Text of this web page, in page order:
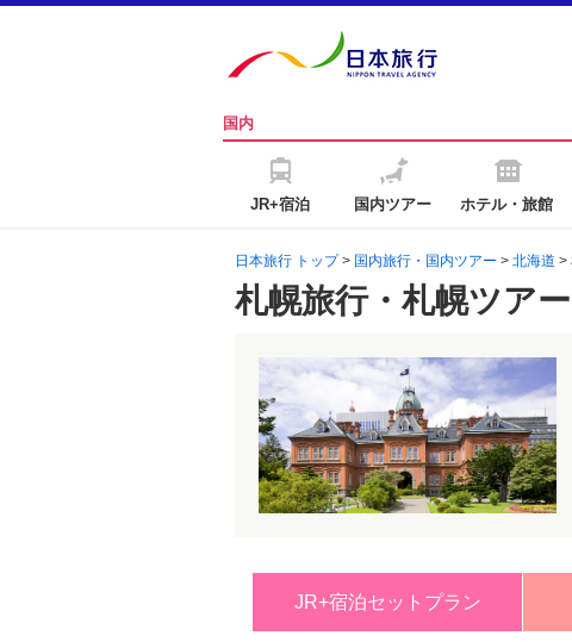
国内
JR+宿泊 国内ツアー ホテル・旅館
日本旅行 トップ> 国内旅行・国内ツアー > 北海道 >
札幌旅行・札幌ツアー
JR+宿泊セットプラン